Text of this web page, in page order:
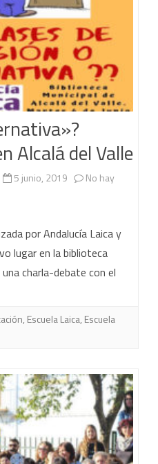
Alcalá del Valle
5 junio, 2019
No hay
por Andalucía Laica y
lugar en la biblioteca
charla-debate con el
, Escuela Laica, Escuela